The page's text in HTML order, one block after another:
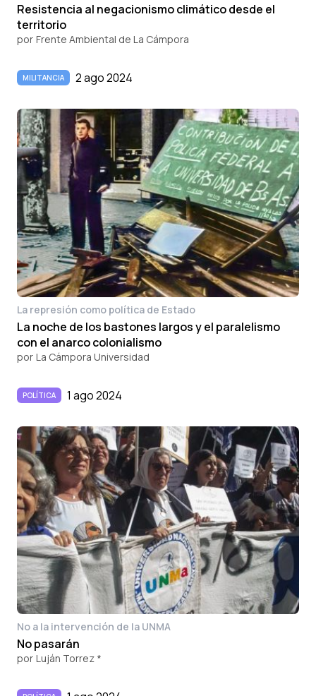
Resistencia al negacionismo climático desde el
territorio
por Frente Ambiental de La Cámpora
MILITANCIA 2 ago 2024
La represión como política de Estado
La noche de los bastones largos y el paralelismo
con el anarco colonialismo
por La Cámpora Universidad
POLÍTICA 1 ago 2024
No a la intervención de la UNMA
No pasarán
por Luján Torrez *